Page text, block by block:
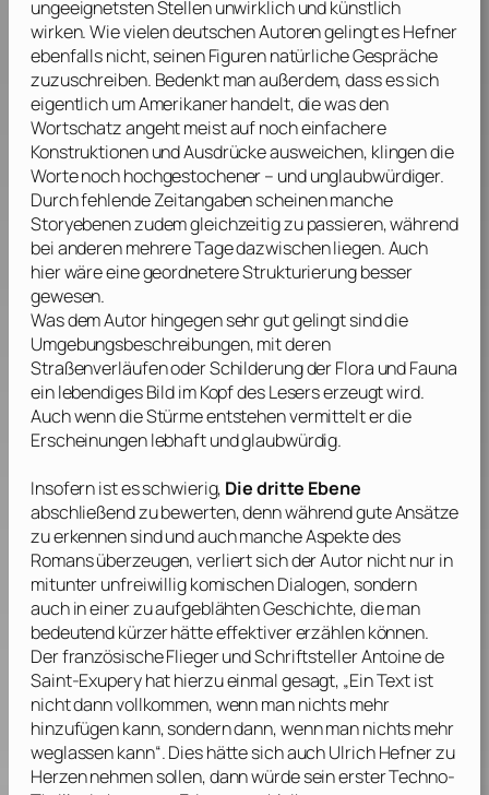
ungeeignetsten Stellen unwirklich und künstlich
wirken. Wie vielen deutschen Autoren gelingt esHefner
ebenfalls nicht, seinen Figuren natürliche Gespräche
zuzuschreiben. Bedenkt man außerdem, dass es sich
eigentlich um Amerikaner handelt, die was den
Wortschatz angeht meist auf noch einfachere
Konstruktionen und Ausdrücke ausweichen, klingen die
Worte noch hochgestochener – und unglaubwürdiger.
Durch fehlende Zeitangaben scheinen manche
Storyebenen zudem gleichzeitig zu passieren, während
bei anderen mehrere Tage dazwischen liegen. Auch
hier wäre eine geordnetere Strukturierung besser
gewesen.
Was dem Autor hingegen sehr gut gelingt sind die
Umgebungsbeschreibungen, mit deren
Straßenverläufen oder Schilderung der Flora und Fauna
ein lebendiges Bild im Kopf des Lesers erzeugt wird.
Auch wenn die Stürme entstehen vermittelt er die
Erscheinungen lebhaft und glaubwürdig.
Insofern ist es schwierig, Die dritte Ebene
abschließend zu bewerten, denn während gute Ansätze
zu erkennen sind und auch manche Aspekte des
Romans überzeugen, verliert sich der Autor nicht nur in
mitunter unfreiwillig komischen Dialogen, sondern
auch in einer zu aufgeblähten Geschichte, die man
bedeutend kürzer hätte effektiver erzählen können.
Der französische Flieger und SchriftstellerAntoine de
Saint-Exuperyhat hierzu einmal gesagt, „Ein Text ist
nicht dann vollkommen, wenn man nichts mehr
hinzufügen kann, sondern dann, wenn man nichts mehr
weglassen kann“. Dies hätte sich auchUlrich Hefnerzu
Herzen nehmen sollen, dann würde sein erster Techno-